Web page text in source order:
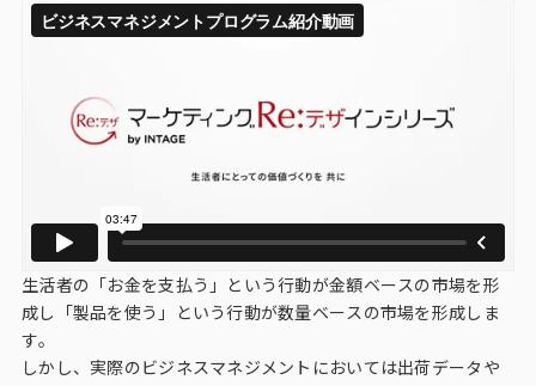
市場・顧客理解に関する課題
商品／サービス開発に関する課題
施策実行に関する課題
モニタリング／フォローに関する課題
インテージの海外調査
生活者の「お金を支払う」という行動が金額ベースの市場を形
成し「製品を使う」という行動が数量ベースの市場を形成しま
す。
しかし、実際のビジネスマネジメントにおいては出荷データや